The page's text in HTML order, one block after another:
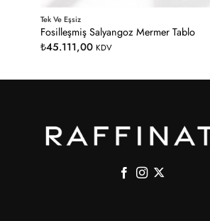
Tek Ve Eşsiz
Fosilleşmiş Salyangoz Mermer Tablo
₺45.111,00 KDV